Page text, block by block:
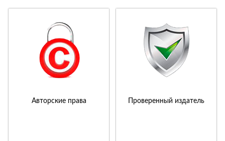
Авторские права Проверенный издатель